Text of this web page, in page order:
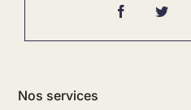
Nos services